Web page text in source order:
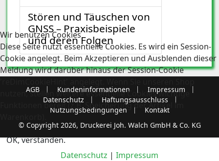
Stören und Täuschen von
GNSS – Praxisbeispiele
und deren Folgen
AGB Kundeninformationen
Impressum
Datenschutz
Haftungsausschluss
Nutzungsbedingungen
Kontakt
© Copyright 2026, Druckerei Joh. Walch GmbH & Co. KG
Wir benutzen Cookies
Diese Seite nutzt essentielle Cookies. Es wird ein Session-
Cookie angelegt. Beim Akzeptieren und Ausblenden dieser
Meldung wird darüber hinaus der Session-Cookie
nutzen, stellen weitere essentielle Cookies wichtige
Funktionen bereit (z.B. Speicherung der Artikel im
OK, verstanden.
Datenschutz | Impressum